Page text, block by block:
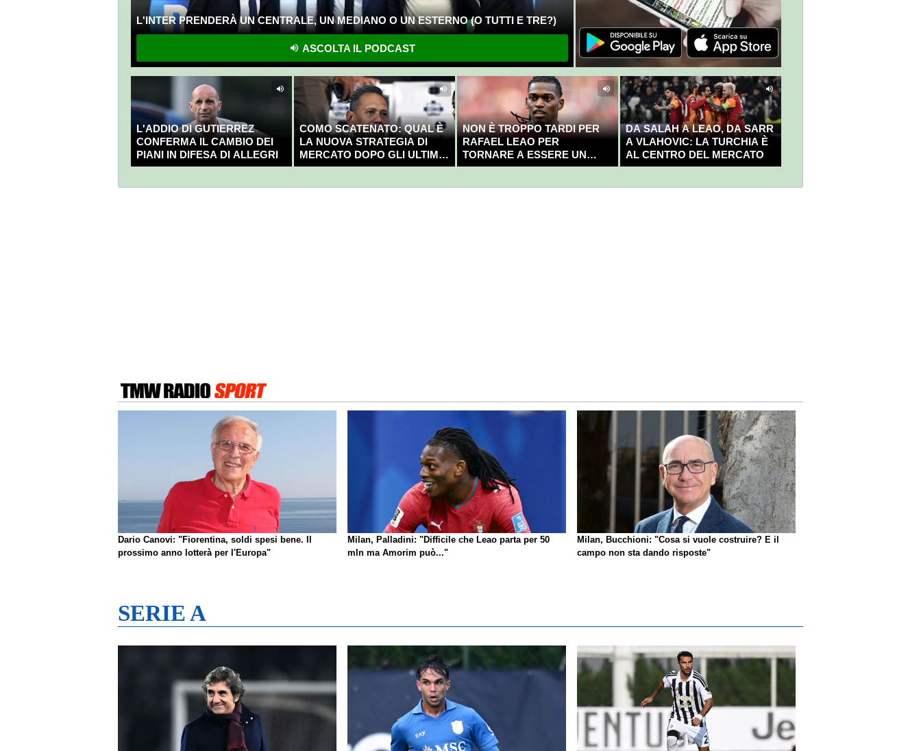
L'INTER PRENDERÀ UN CENTRALE, UN MEDIANO O UN ESTERNO (O TUTTI E TRE?)
ASCOLTA IL PODCAST
L'ADDIO DI GUTIERREZ
CONFERMA IL CAMBIO DEI
PIANI IN DIFESA DI ALLEGRI
COMO SCATENATO: QUAL È
LA NUOVA STRATEGIA DI
MERCATO DOPO GLI ULTIMI
COLPI?
NON È TROPPO TARDI PER
RAFAEL LEAO PER
TORNARE A ESSERE UN
CAMPIONE
DA SALAH A LEAO, DA SARR
A VLAHOVIC: LA TURCHIA È
AL CENTRO DEL MERCATO
Dario Canovi: "Fiorentina, soldi spesi bene. Il
prossimo anno lotterà per l'Europa"
Milan, Palladini: "Difficile che Leao parta per 50
mln ma Amorim può..."
Milan, Bucchioni: "Cosa si vuole costruire? E il
campo non sta dando risposte"
SERIE A